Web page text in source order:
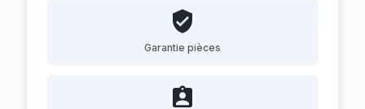
Garantie pièces